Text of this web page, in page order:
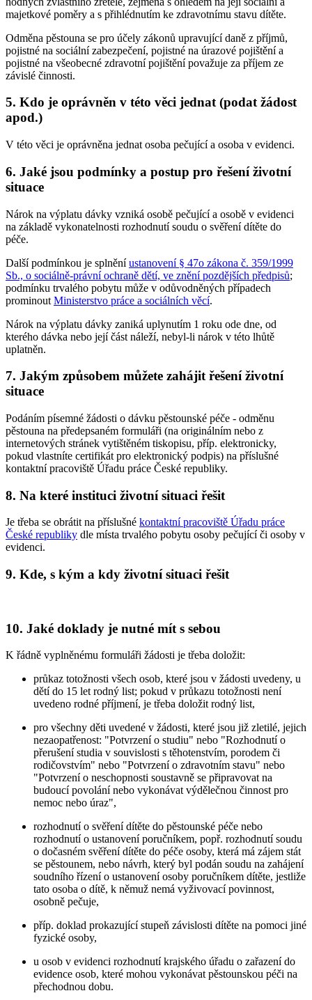
majetkové poměry a s přihlédnutím ke zdravotnímu stavu dítěte.
Odměna pěstouna se pro účely zákonů upravující daně z příjmů,
pojistné na sociální zabezpečení, pojistné na úrazové pojištění a
pojistné na všeobecné zdravotní pojištění považuje za příjem ze
závislé činnosti.
5. Kdo je oprávněn v této věci jednat (podat žádost
apod.)
V této věci je oprávněna jednat osoba pečující a osoba v evidenci.
6. Jaké jsou podmínky a postup pro řešení životní
situace
Nárok na výplatu dávky vzniká osobě pečující a osobě v evidenci
na základě vykonatelnosti rozhodnutí soudu o svěření dítěte do
péče.
Další podmínkou je splněníustanovení § 47o zákona č. 359/1999
Sb., o sociálně-právní ochraně dětí, ve znění pozdějších předpisů;
podmínku trvalého pobytu může v odůvodněných případech
prominout Ministerstvo práce a sociálních věcí.
Nárok na výplatu dávky zaniká uplynutím 1 roku ode dne, od
kterého dávka nebo její část náleží, nebyl-li nárok v této lhůtě
uplatněn.
7. Jakým způsobem můžete zahájit řešení životní
situace
Podáním písemné žádosti o dávku pěstounské péče - odměnu
pěstouna na předepsaném formuláři (na originálním nebo z
internetových stránek vytištěném tiskopisu, příp. elektronicky,
pokud vlastníte certifikát pro elektronický podpis) na příslušné
kontaktní pracoviště Úřadu práce České republiky.
8. Na které instituci životní situaci řešit
Je třeba se obrátit na příslušné kontaktní pracoviště Úřadu práce
České republiky dle místa trvalého pobytu osoby pečující či osoby v
evidenci.
9. Kde, s kým a kdy životní situaci řešit
10. Jaké doklady je nutné mít s sebou
K řádně vyplněnému formuláři žádosti je třeba doložit:
průkaz totožnosti všech osob, které jsou v žádosti uvedeny, u
dětí do 15 let rodný list; pokud v průkazu totožnosti není
uvedeno rodné příjmení, je třeba doložit rodný list,
pro všechny děti uvedené v žádosti, které jsou již zletilé, jejich
nezaopatřenost: "Potvrzení o studiu" nebo "Rozhodnutí o
přerušení studia v souvislosti s těhotenstvím, porodem či
rodičovstvím" nebo "Potvrzení o zdravotním stavu" nebo
"Potvrzení o neschopnosti soustavně se připravovat na
budoucí povolání nebo vykonávat výdělečnou činnost pro
nemoc nebo úraz",
rozhodnutí o svěření dítěte do pěstounské péče nebo
rozhodnutí o ustanovení poručníkem, popř. rozhodnutí soudu
o dočasném svěření dítěte do péče osoby, která má zájem stát
se pěstounem, nebo návrh, který byl podán soudu na zahájení
soudního řízení o ustanovení osoby poručníkem dítěte, jestliže
tato osoba o dítě, k němuž nemá vyživovací povinnost,
osobně pečuje,
příp. doklad prokazující stupeň závislosti dítěte na pomoci jiné
fyzické osoby,
u osob v evidenci rozhodnutí krajského úřadu o zařazení do
evidence osob, které mohou vykonávat pěstounskou péči na
přechodnou dobu.